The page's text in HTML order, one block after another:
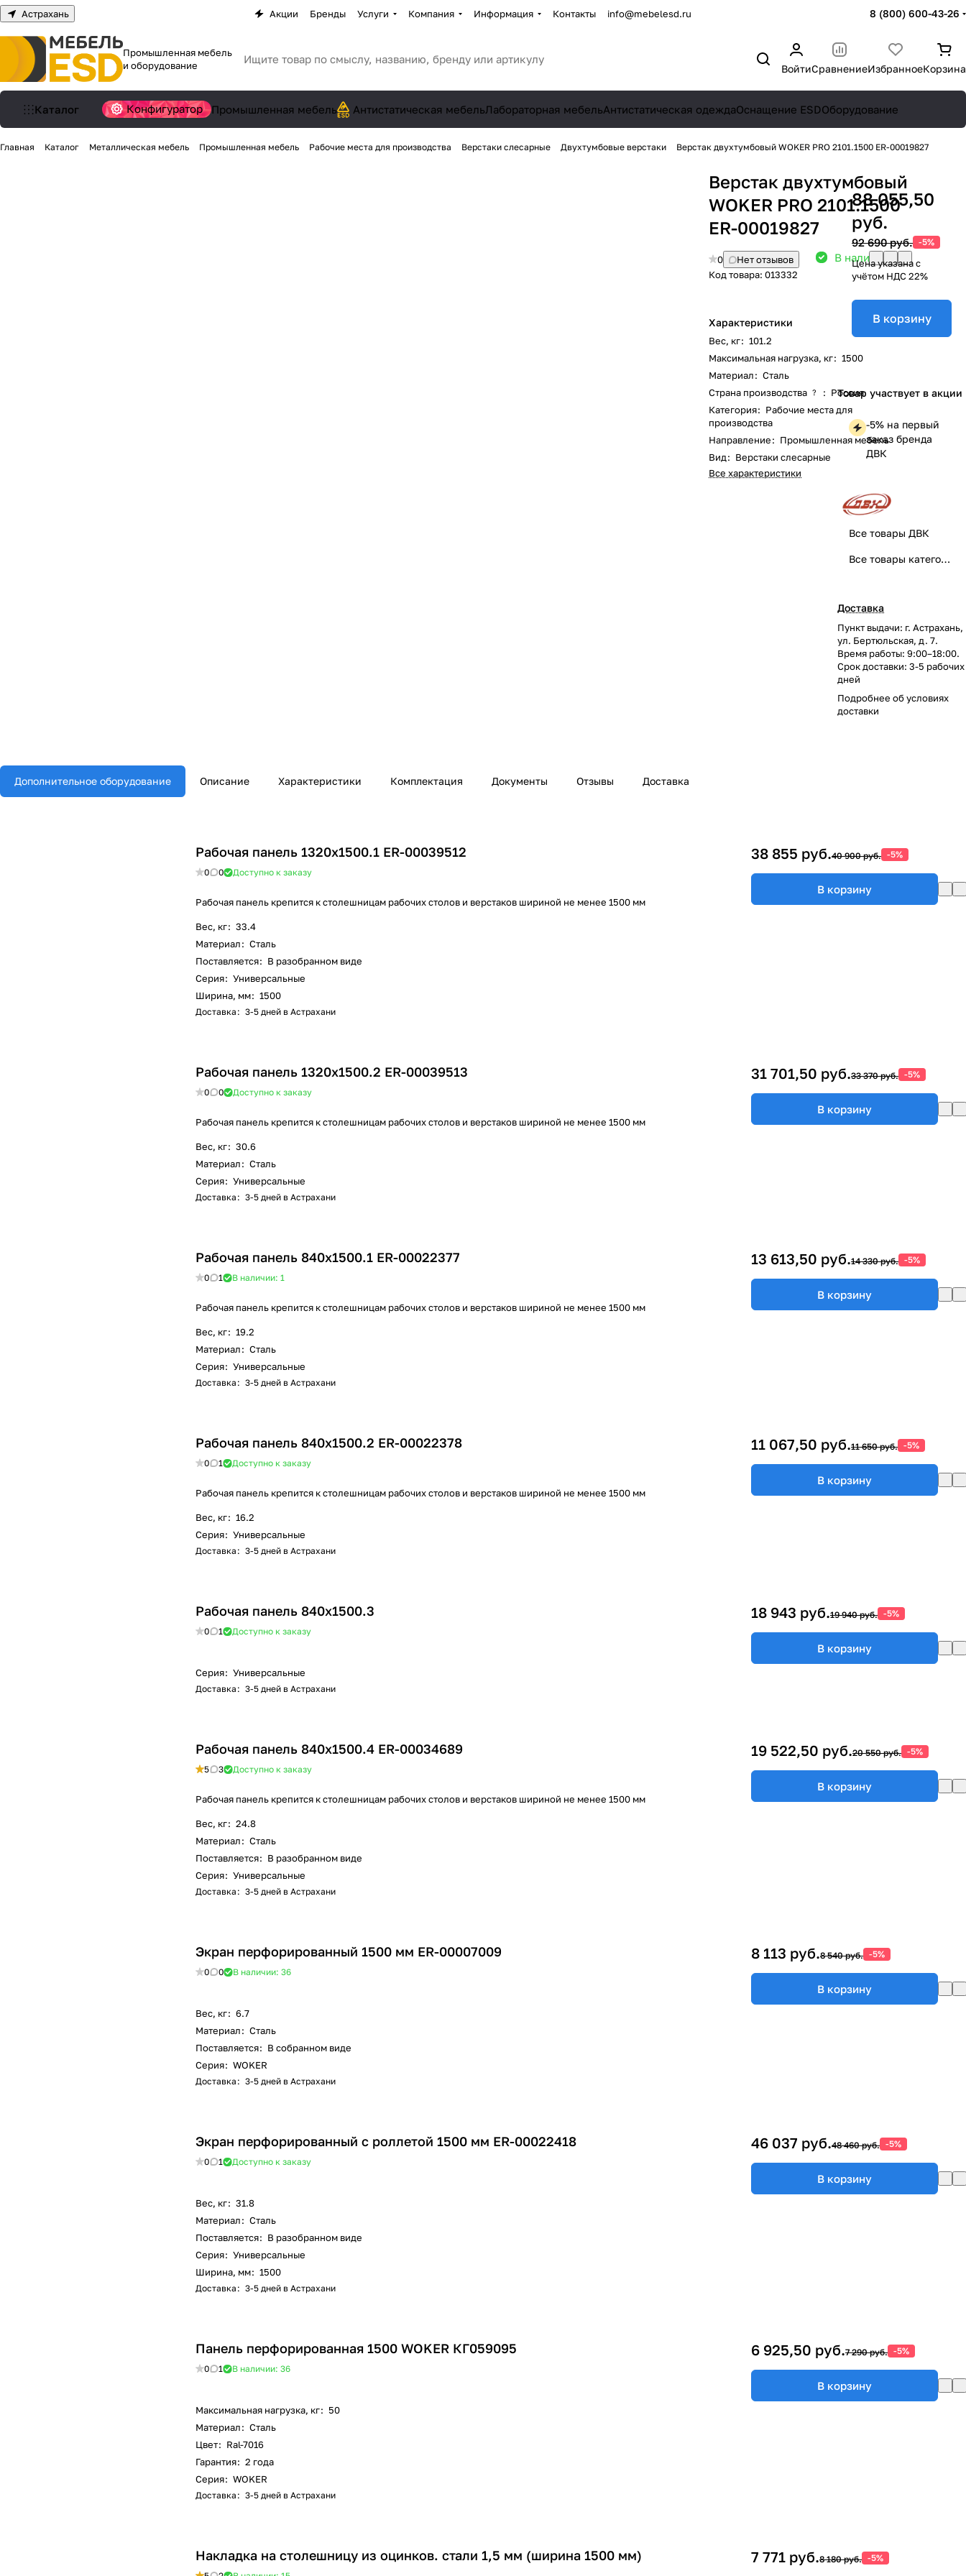
Астрахань Акции Бренды Услуги Компания Информация Контакты info@mebelesd.ru 8 (800) 600-43-26
Промышленная мебель
и оборудование
ВойтиСравнениеИзбранноеКорзина
Каталог Конфигуратор Промышленная мебель Антистатическая мебельЛабораторная мебельАнтистатическая одеждаОснащение ESDОборудование
Главная Каталог Металлическая мебель Промышленная мебель Рабочие места для производства Верстаки слесарные Двухтумбовые верстаки Верстак двухтумбовый WOKER PRO 2101.1500 ER-00019827
Верстак двухтумбовый
WOKER PRO 2101.1500
ER-00019827
0
Нет отзывов
Код товара: 013332
В наличии: 11
Характеристики
Вес, кг: 101.2
Максимальная нагрузка, кг: 1500
Материал: Сталь
Страна производства ? : Россия
Категория: Рабочие места для
производства
Направление: Промышленная мебель
Вид: Верстаки слесарные
Все характеристики
88 055,50
руб.
92 690 руб. -5%
Цена указана с
учётом НДС 22%
В корзину
Товар участвует в акции
-5% на первый
заказ бренда
ДВК
Все товары ДВК
Все товары категории
Доставка
Пункт выдачи: г. Астрахань,
ул. Бертюльская, д. 7.
Время работы: 9:00–18:00.
Срок доставки: 3-5 рабочих
дней
Подробнее обусловиях
доставки
Дополнительное оборудование Описание Характеристики Комплектация Документы Отзывы Доставка
Рабочая панель 1320х1500.1 ER-00039512
0 0 Доступно к заказу
Рабочая панель крепится к столешницам рабочих столов и верстаков шириной не менее 1500 мм
Вес, кг: 33.4
Материал: Сталь
Поставляется: В разобранном виде
Серия: Универсальные
Ширина, мм: 1500
Доставка : 3-5 дней в Астрахани
38 855 руб.40 900 руб. -5%
В корзину
Рабочая панель 1320х1500.2 ER-00039513
0 0 Доступно к заказу
Рабочая панель крепится к столешницам рабочих столов и верстаков шириной не менее 1500 мм
Вес, кг: 30.6
Материал: Сталь
Серия: Универсальные
Доставка : 3-5 дней в Астрахани
31 701,50 руб.33 370 руб. -5%
В корзину
Рабочая панель 840х1500.1 ER-00022377
0 1 В наличии: 1
Рабочая панель крепится к столешницам рабочих столов и верстаков шириной не менее 1500 мм
Вес, кг: 19.2
Материал: Сталь
Серия: Универсальные
Доставка : 3-5 дней в Астрахани
13 613,50 руб.14 330 руб. -5%
В корзину
Рабочая панель 840х1500.2 ER-00022378
0 1 Доступно к заказу
Рабочая панель крепится к столешницам рабочих столов и верстаков шириной не менее 1500 мм
Вес, кг: 16.2
Серия: Универсальные
Доставка : 3-5 дней в Астрахани
11 067,50 руб.11 650 руб. -5%
В корзину
Рабочая панель 840х1500.3
0 1 Доступно к заказу
Серия: Универсальные
Доставка : 3-5 дней в Астрахани
18 943 руб.19 940 руб. -5%
В корзину
Рабочая панель 840х1500.4 ER-00034689
5 3 Доступно к заказу
Рабочая панель крепится к столешницам рабочих столов и верстаков шириной не менее 1500 мм
Вес, кг: 24.8
Материал: Сталь
Поставляется: В разобранном виде
Серия: Универсальные
Доставка : 3-5 дней в Астрахани
19 522,50 руб.20 550 руб. -5%
В корзину
Экран перфорированный 1500 мм ER-00007009
0 0 В наличии: 36
Вес, кг: 6.7
Материал: Сталь
Поставляется: В собранном виде
Серия: WOKER
Доставка : 3-5 дней в Астрахани
8 113 руб.8 540 руб. -5%
В корзину
Экран перфорированный с роллетой 1500 мм ER-00022418
0 1 Доступно к заказу
Вес, кг: 31.8
Материал: Сталь
Поставляется: В разобранном виде
Серия: Универсальные
Ширина, мм: 1500
Доставка : 3-5 дней в Астрахани
46 037 руб.48 460 руб. -5%
В корзину
Панель перфорированная 1500 WOKER КГ059095
0 1 В наличии: 36
Максимальная нагрузка, кг: 50
Материал: Сталь
Цвет: Ral-7016
Гарантия: 2 года
Серия: WOKER
Доставка : 3-5 дней в Астрахани
6 925,50 руб.7 290 руб. -5%
В корзину
Накладка на столешницу из оцинков. стали 1,5 мм (ширина 1500 мм) 7 771 руб.8 180 руб. -5%